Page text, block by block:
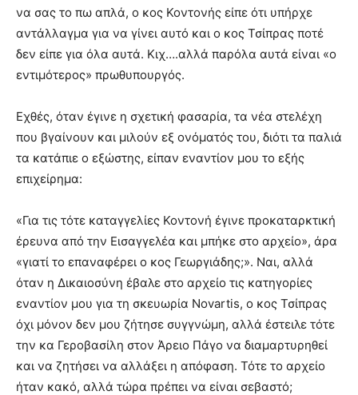
να σας το πω απλά, ο κος Κοντονής είπε ότι υπήρχε
αντάλλαγμα για να γίνει αυτό και ο κος Τσίπρας ποτέ
δεν είπε για όλα αυτά. Κιχ….αλλά παρόλα αυτά είναι «ο
εντιμότερος» πρωθυπουργός.
Εχθές, όταν έγινε η σχετική φασαρία, τα νέα στελέχη
που βγαίνουν και μιλούν εξ ονόματός του, διότι τα παλιά
τα κατάπιε ο εξώστης, είπαν εναντίον μου το εξής
επιχείρημα:
«Για τις τότε καταγγελίες Κοντονή έγινε προκαταρκτική
έρευνα από την Εισαγγελέα και μπήκε στο αρχείο», άρα
«γιατί το επαναφέρει ο κος Γεωργιάδης;». Ναι, αλλά
όταν η Δικαιοσύνη έβαλε στο αρχείο τις κατηγορίες
εναντίον μου για τη σκευωρία Novartis, ο κος Τσίπρας
όχι μόνον δεν μου ζήτησε συγγνώμη, αλλά έστειλε τότε
την κα Γεροβασίλη στον Άρειο Πάγο να διαμαρτυρηθεί
και να ζητήσει να αλλάξει η απόφαση. Τότε το αρχείο
ήταν κακό, αλλά τώρα πρέπει να είναι σεβαστό;